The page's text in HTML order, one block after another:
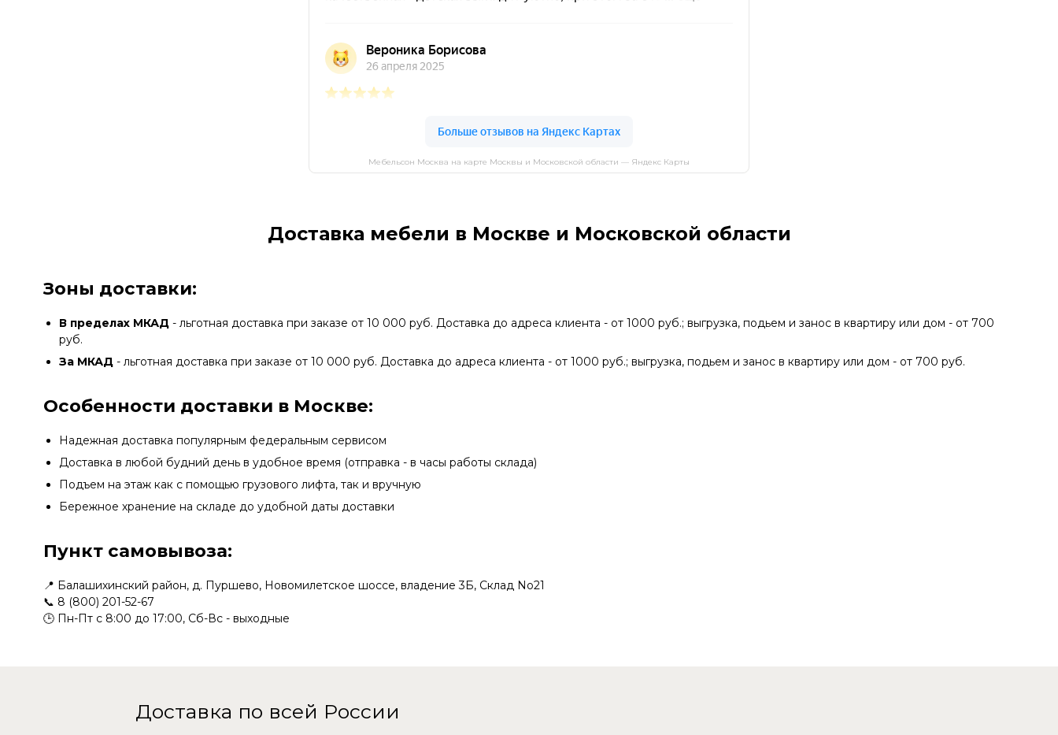
Мебельсон Москва на карте Москвы и Московской области — Яндекс Карты
Доставка мебели в Москве и Московской области
Зоны доставки:
В пределах МКАД - льготная доставка при заказе от 10 000 руб. Доставка до адреса клиента - от 1000 руб.; выгрузка, подьем и занос в квартиру или дом - от 700
руб.
За МКАД - льготная доставка при заказе от 10 000 руб. Доставка до адреса клиента - от 1000 руб.; выгрузка, подьем и занос в квартиру или дом - от 700 руб.
Особенности доставки в Москве:
Надежная доставка популярным федеральным сервисом
Доставка в любой будний день в удобное время (отправка - в часы работы склада)
Подъем на этаж как с помощью грузового лифта, так и вручную
Бережное хранение на складе до удобной даты доставки
Пункт самовывоза:
📍 Балашихинский район, д. Пуршево, Новомилетское шоссе, владение 3Б, Склад No21
📞 8 (800) 201-52-67
🕒 Пн-Пт с 8:00 до 17:00, Сб-Вс - выходные
Доставка по всей России